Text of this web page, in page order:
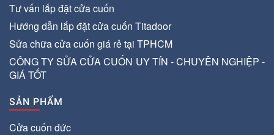
Tư vấn lắp đặt cửa cuốn
Hướng dẫn lắp đặt cửa cuốn Titadoor
Sửa chữa cửa cuốn giá rẻ tại TPHCM
CÔNG TY SỬA CỬA CUỐN UY TÍN - CHUYÊN NGHIỆP -
GIÁ TỐT
SẢN PHẨM
Cửa cuốn đức